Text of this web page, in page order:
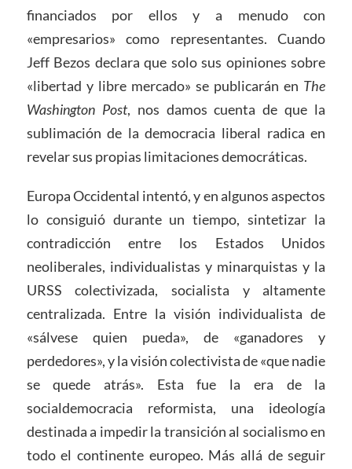
financiados por ellos y a menudo con
«empresarios» como representantes. Cuando
Jeff Bezos declara que solo sus opiniones sobre
«libertad y libre mercado» se publicarán en The
Washington Post, nos damos cuenta de que la
sublimación de la democracia liberal radica en
revelar sus propias limitaciones democráticas.
Europa Occidental intentó, y en algunos aspectos
lo consiguió durante un tiempo, sintetizar la
contradicción entre los Estados Unidos
neoliberales, individualistas y minarquistas y la
URSS colectivizada, socialista y altamente
centralizada. Entre la visión individualista de
«sálvese quien pueda», de «ganadores y
perdedores», y la visión colectivista de «que nadie
se quede atrás». Esta fue la era de la
socialdemocracia reformista, una ideología
destinada a impedir la transición al socialismo en
todo el continente europeo. Más allá de seguir